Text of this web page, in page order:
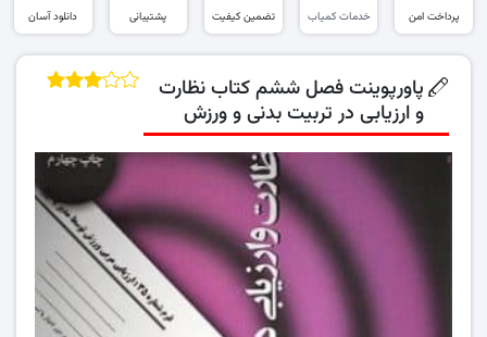
پرداخت امن خدمات کمیاب تضمین کیفیت پشتیبانی دانلود آسان
پاورپوینت فصل ششم کتاب نظارت
و ارزیابی در تربیت بدنی و ورزش